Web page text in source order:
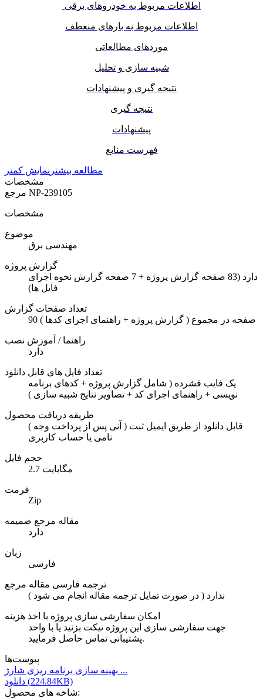
اطلاعات مربوط به خودروهای برقی
اطلاعات مربوط به بارهای منعطف
موردهای مطالعاتی
شبیه سازی و تحلیل
نتیجه گیری و پیشنهادات
نتیجه گیری
پیشنهادات
فهرست منابع
مطالعه بیشتر نمایش کمتر
مشخصات
NP-239105
مشخصات
موضوع
مهندسی برق
گزارش پروژه
دارد (83 صفحه گزارش پروژه + 7 صفحه گزارش نحوه اجرای
فایل ها)
تعداد صفحات گزارش
90 صفحه در مجموع ( گزارش پروژه + راهنمای اجرای کدها )
راهنما / آموزش نصب
دارد
تعداد فایل های قابل دانلود
یک فایب فشرده ( شامل گزارش پروژه + کدهای برنامه
نویسی + راهنمای اجرای کد + تصاویر نتایج شبیه سازی )
طریقه دریافت محصول
( آنی پس از پرداخت وجه ) قابل دانلود از طریق ایمیل ثبت
نامی یا حساب کاربری
حجم فایل
2.7 مگابایت
فرمت
Zip
مقاله مرجع ضمیمه
دارد
زبان
فارسی
ترجمه فارسی مقاله مرجع
ندارد ( در صورت تمایل ترجمه مقاله انجام می شود )
امکان سفارشی سازی پروژه با اخذ هزینه
جهت سفارشی سازی این پروژه تیکت بزنید یا با واحد
پشتیبانی تماس حاصل فرمایید.
پیوست‌ها
بهینه سازی برنامه ریزی شارژ ...
دانلود (224.84KB)
شاخه های محصول: